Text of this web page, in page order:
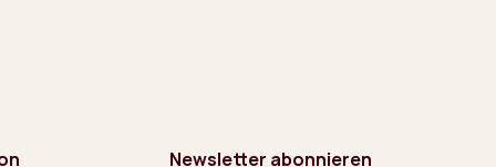
Newsletter abonnieren